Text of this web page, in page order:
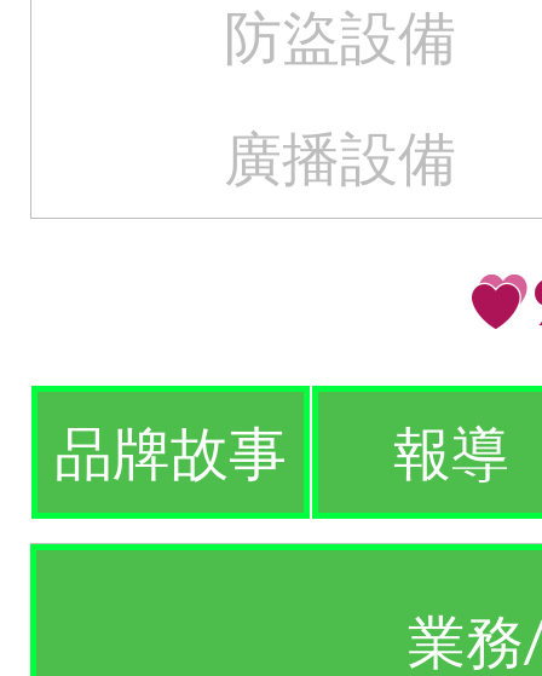
防盜設備
廣播設備
品牌故事 報導
業務